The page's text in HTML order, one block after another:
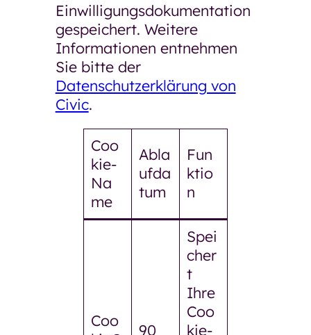
Einwilligungsdokumentation
gespeichert. Weitere
Informationen entnehmen
Sie bitte der
Datenschutzerklärung von
Civic.
Coo
kie-
Na
me
Abla
ufda
tum
Fun
ktio
n
Coo
90
Spei
cher
t
Ihre
Coo
kie-